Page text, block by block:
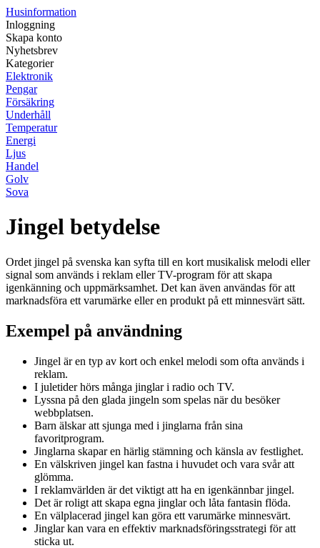
Husinformation
Inloggning
Skapa konto
Nyhetsbrev
Kategorier
Elektronik
Pengar
Försäkring
Underhåll
Temperatur
Energi
Ljus
Handel
Golv
Sova
Jingel betydelse
Ordet jingel på svenska kan syfta till en kort musikalisk melodi eller
signal som används i reklam eller TV-program för att skapa
igenkänning och uppmärksamhet. Det kan även användas för att
marknadsföra ett varumärke eller en produkt på ett minnesvärt sätt.
Exempel på användning
Jingel är en typ av kort och enkel melodi som ofta används i
reklam.
I juletider hörs många jinglar i radio och TV.
Lyssna på den glada jingeln som spelas när du besöker
webbplatsen.
Barn älskar att sjunga med i jinglarna från sina
favoritprogram.
Jinglarna skapar en härlig stämning och känsla av festlighet.
En välskriven jingel kan fastna i huvudet och vara svår att
glömma.
I reklamvärlden är det viktigt att ha en igenkännbar jingel.
Det är roligt att skapa egna jinglar och låta fantasin flöda.
En välplacerad jingel kan göra ett varumärke minnesvärt.
Jinglar kan vara en effektiv marknadsföringsstrategi för att
sticka ut.